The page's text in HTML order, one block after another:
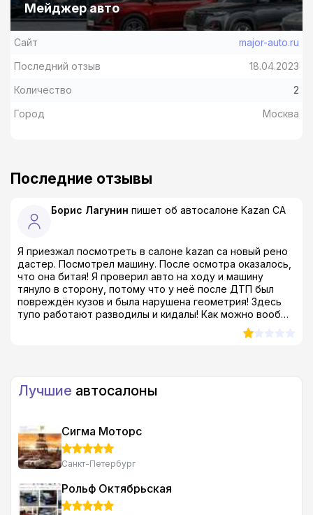
Мейджер авто
Сайт
major-auto.ru
Последний отзыв
18.04.2023
Количество
2
Город
Москва
Последние отзывы
Борис Лагунин пишет об автосалоне Kazan CA
Я приезжал посмотреть в салоне kazan ca новый рено
дастер. Посмотрел машину. После осмотра оказалось,
что она битая! Я проверил авто на ходу и машину
тянуло в сторону, потому что у неё после ДТП был
повреждён кузов и была нарушена геометрия! Здесь
тупо работают разводилы и кидалы! Как можно вообще
продавать такой тотал?! Я был просто в шоке! даже в
Лучшие автосалоны
Сигма Моторс
Санкт-Петербург
Рольф Октябрьская